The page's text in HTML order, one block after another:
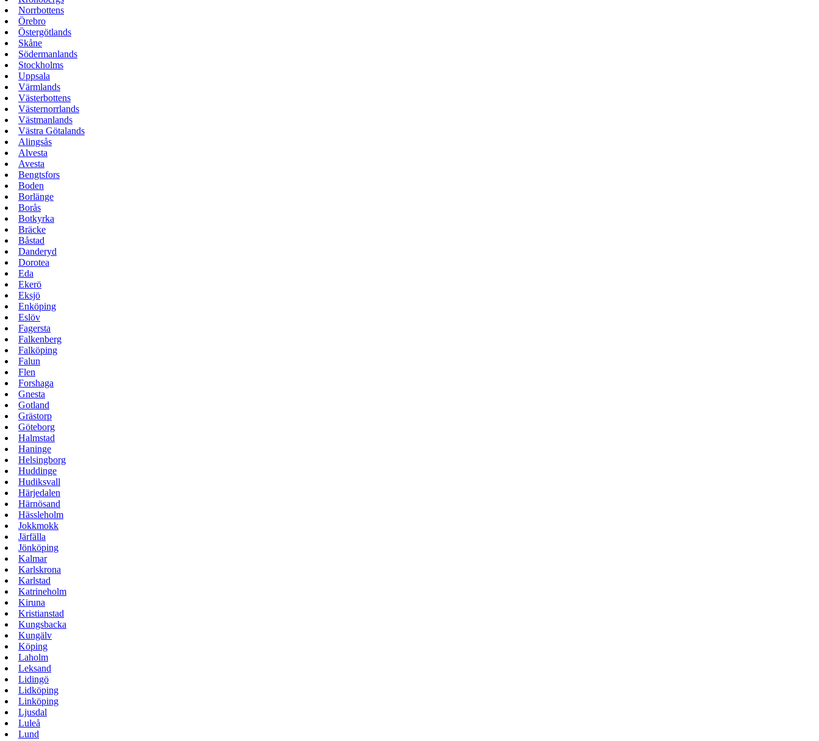
Norrbottens
Örebro
Östergötlands
Skåne
Södermanlands
Stockholms
Uppsala
Värmlands
Västerbottens
Västernorrlands
Västmanlands
Västra Götalands
Alingsås
Alvesta
Avesta
Bengtsfors
Boden
Borlänge
Borås
Botkyrka
Bräcke
Båstad
Danderyd
Dorotea
Eda
Ekerö
Eksjö
Enköping
Eslöv
Fagersta
Falkenberg
Falköping
Falun
Flen
Forshaga
Gnesta
Gotland
Grästorp
Göteborg
Halmstad
Haninge
Helsingborg
Huddinge
Hudiksvall
Härjedalen
Härnösand
Hässleholm
Jokkmokk
Järfälla
Jönköping
Kalmar
Karlskrona
Karlstad
Katrineholm
Kiruna
Kristianstad
Kungsbacka
Kungälv
Köping
Laholm
Leksand
Lidingö
Lidköping
Linköping
Ljusdal
Luleå
Lund